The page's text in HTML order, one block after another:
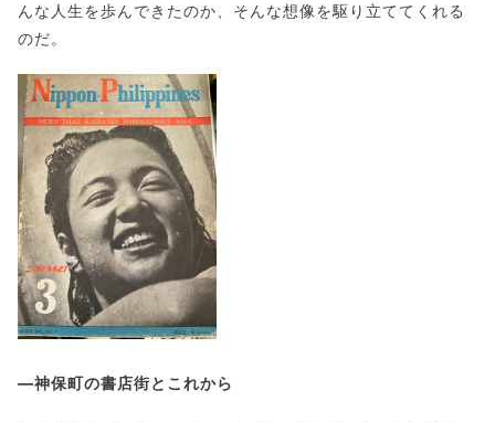
んな人生を歩んできたのか、そんな想像を駆り立ててくれる
のだ。
―神保町の書店街とこれから